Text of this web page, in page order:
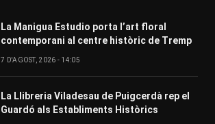
La Manigua Estudio porta l’art floral
contemporani al centre històric de Tremp
7 D'AGOST, 2026 - 14:05
La Llibreria Viladesau de Puigcerdà rep el
Guardó als Establiments Històrics